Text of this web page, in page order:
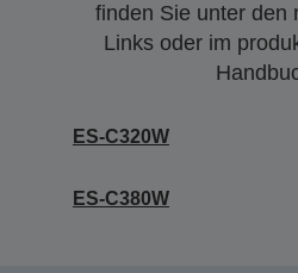
finden Sie unter den
Links oder im
ES-C320W
ES-C380W